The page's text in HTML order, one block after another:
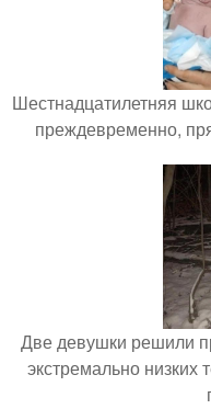
Шестнадцатилетняя
преждевременно,
Две девушки решили
экстремально низких